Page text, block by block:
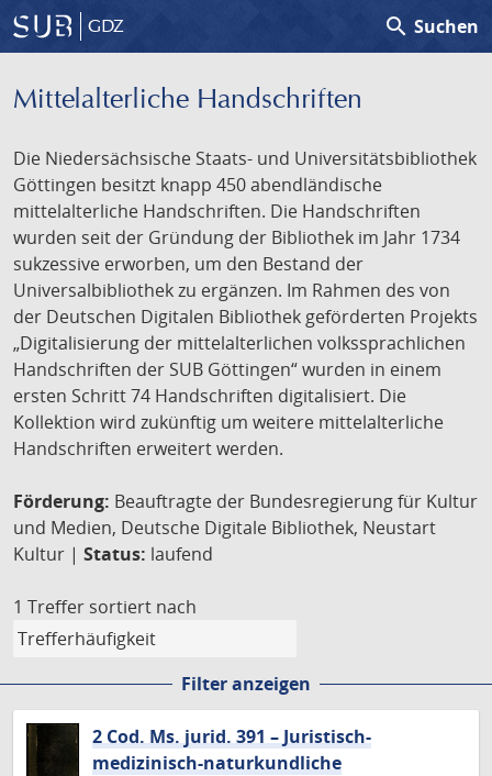
GDZ search Suchen
Mittelalterliche Handschriften
Die Niedersächsische Staats- und Universitätsbibliothek
Göttingen besitzt knapp 450 abendländische
mittelalterliche Handschriften. Die Handschriften
wurden seit der Gründung der Bibliothek im Jahr 1734
sukzessive erworben, um den Bestand der
Universalbibliothek zu ergänzen. Im Rahmen des von
der Deutschen Digitalen Bibliothek geförderten Projekts
„Digitalisierung der mittelalterlichen volkssprachlichen
Handschriften der SUB Göttingen“ wurden in einem
ersten Schritt 74 Handschriften digitalisiert. Die
Kollektion wird zukünftig um weitere mittelalterliche
Handschriften erweitert werden.
Förderung: Beauftragte der Bundesregierung für Kultur
und Medien, Deutsche Digitale Bibliothek, Neustart
Kultur | Status: laufend
1 Treffer sortiert nach
Filter anzeigen
2 Cod. Ms. jurid. 391 – Juristisch-
medizinisch-naturkundliche